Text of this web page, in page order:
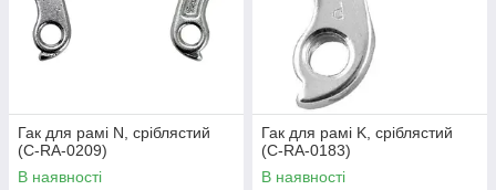
Гак для рамі N, сріблястий
(C-RA-0209)
В наявності
Гак для рамі K, сріблястий
(C-RA-0183)
В наявності